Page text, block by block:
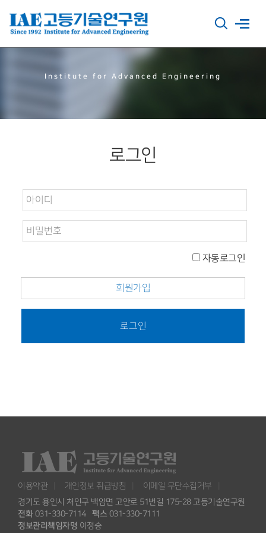
Institute for Advanced Engineering
로그인
자동로그인
회원가입
로그인
이용약관 개인정보 취급방침
이메일 무단수집거부
경기도 용인시 처인구 백암면 고안로 51번길 175-28 고등기술연구원
전화031-330-7114 팩스031-330-7111
정보관리책임자명 이정승